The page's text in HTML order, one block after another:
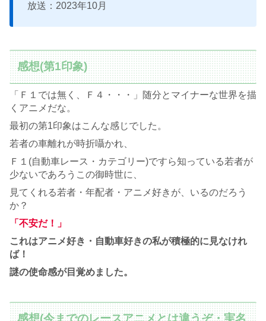
放送：2023年10月
感想(第1印象)
「Ｆ１では無く、Ｆ４・・・」随分とマイナーな世界を描
くアニメだな。
最初の第1印象はこんな感じでした。
若者の車離れが時折囁かれ、
Ｆ１(自動車レース・カテゴリー)ですら知っている若者が
少ないであろうこの御時世に、
見てくれる若者・年配者・アニメ好きが、いるのだろう
か？
「不安だ！」
これはアニメ好き・自動車好きの私が積極的に見なけれ
ば！
謎の使命感が目覚めました。
感想(今までのレースアニメとは違うぞ・実名